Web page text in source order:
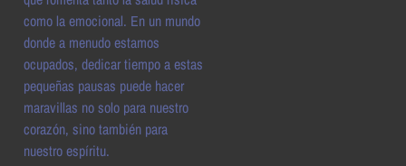
como la emocional. En un mundo
donde a menudo estamos
ocupados, dedicar tiempo a estas
pequeñas pausas puede hacer
maravillas no solo para nuestro
corazón, sino también para
nuestro espíritu.